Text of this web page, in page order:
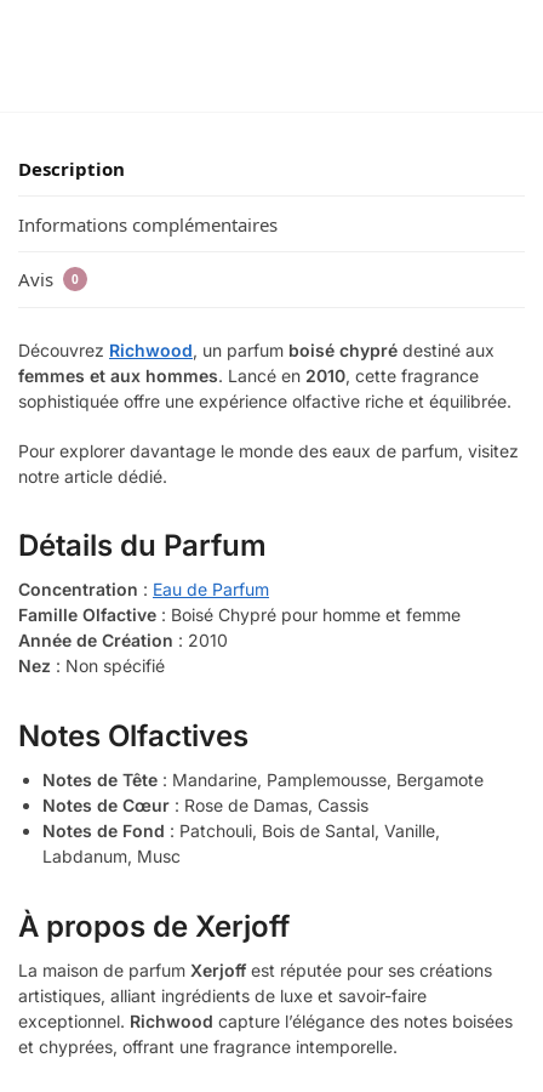
Description
Informations complémentaires
Avis 0
Découvrez Richwood, un parfum boisé chypré destiné aux
femmes et aux hommes. Lancé en 2010, cette fragrance
sophistiquée offre une expérience olfactive riche et équilibrée.
Pour explorer davantage le monde des eaux de parfum, visitez
notre article dédié.
Détails du Parfum
Concentration : Eau de Parfum
Famille Olfactive : Boisé Chypré pour homme et femme
Année de Création : 2010
Nez : Non spécifié
Notes Olfactives
Notes de Tête : Mandarine, Pamplemousse, Bergamote
Notes de Cœur : Rose de Damas, Cassis
Notes de Fond : Patchouli, Bois de Santal, Vanille,
Labdanum, Musc
À propos de Xerjoff
La maison de parfum Xerjoff est réputée pour ses créations
artistiques, alliant ingrédients de luxe et savoir-faire
exceptionnel. Richwood capture l’élégance des notes boisées
et chyprées, offrant une fragrance intemporelle.